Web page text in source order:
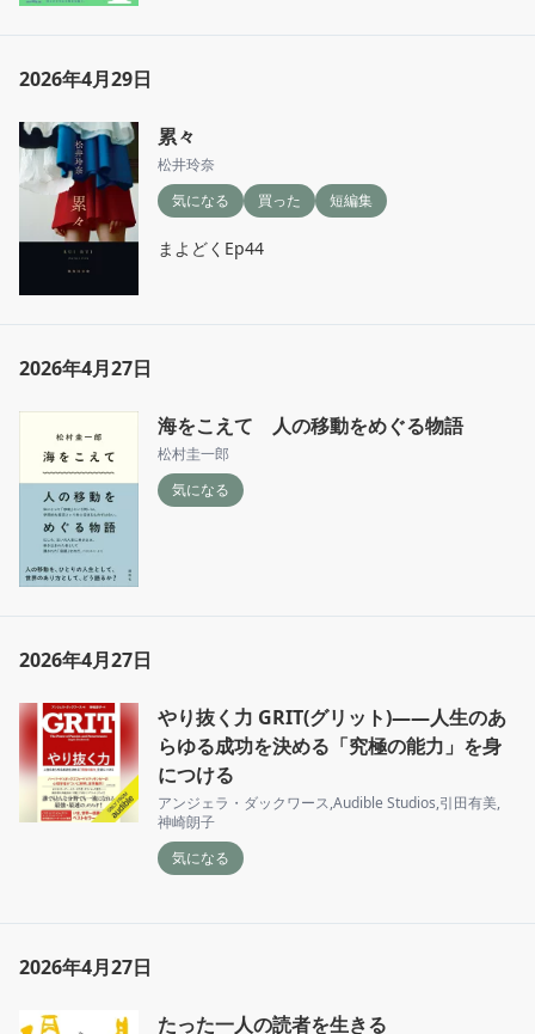
2026年4月29日
累々
松井玲奈
気になる
買った 短編集
まよどくEp44
2026年4月27日
海をこえて 人の移動をめぐる物語
松村圭一郎
気になる
2026年4月27日
やり抜く力 GRIT(グリット)――人生のあ
らゆる成功を決める「究極の能力」を身
につける
アンジェラ・ダックワース,Audible Studios,引田有美,
神崎朗子
気になる
2026年4月27日
たった一人の読者を生きる